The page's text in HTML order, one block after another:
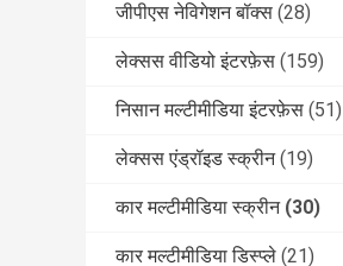
जीपीएस नेविगेशन बॉक्स (28)
लेक्सस वीडियो इंटरफ़ेस (159)
निसान मल्टीमीडिया इंटरफ़ेस (51)
लेक्सस एंड्रॉइड स्क्रीन (19)
कार मल्टीमीडिया स्क्रीन (30)
कार मल्टीमीडिया डिस्प्ले (21)